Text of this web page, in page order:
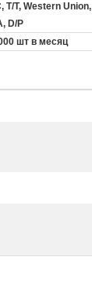
T/T, Western Union,
D/P
шт в месяц